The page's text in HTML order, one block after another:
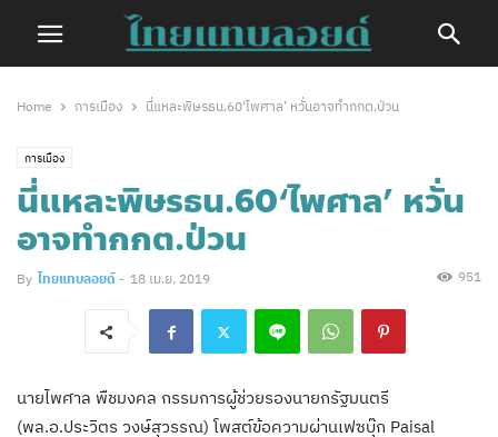
Home การเมือง นี่แหละพิษรธน.60‘ไพศาล’ หวั่นอาจทำกกต.ป่วน
การเมือง
นี่แหละพิษรธน.60‘ไพศาล’ หวั่น
อาจทำกกต.ป่วน
By ไทยแทบลอยด์ - 18 เม.ย. 2019 951
นายไพศาล พืชมงคล กรรมการผู้ช่วยรองนายกรัฐมนตรี
(พล.อ.ประวิตร วงษ์สุวรรณ) โพสต์ข้อความผ่านเฟซบุ๊ก Paisal